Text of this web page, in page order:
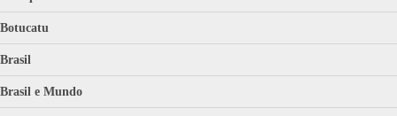
Botucatu
Brasil
Brasil e Mundo